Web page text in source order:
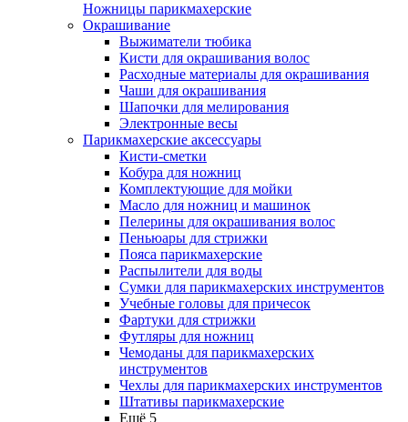
Ножницы парикмахерские
Окрашивание
Выжиматели тюбика
Кисти для окрашивания волос
Расходные материалы для окрашивания
Чаши для окрашивания
Шапочки для мелирования
Электронные весы
Парикмахерские аксессуары
Кисти-сметки
Кобура для ножниц
Комплектующие для мойки
Масло для ножниц и машинок
Пелерины для окрашивания волос
Пеньюары для стрижки
Пояса парикмахерские
Распылители для воды
Сумки для парикмахерских инструментов
Учебные головы для причесок
Фартуки для стрижки
Футляры для ножниц
Чемоданы для парикмахерских
инструментов
Чехлы для парикмахерских инструментов
Штативы парикмахерские
Ещё 5